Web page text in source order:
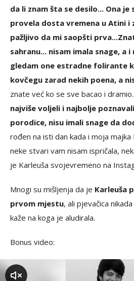
da li znam šta se desilo... Ona
provela dosta vremena u Atini i
pažljivo da mi saopšti prva...
sahranu... nisam imala snage, a
gledam one estradne folirante
kovčegu zarad nekih poena, a
znate već ko se sve bacao i
najviše voljeli i najbolje
porodice, nisu imali snage da
rođen na isti dan kada i moja majka
neke stvari vam nisam ispričala,
je Karleuša svojevremeno na
Mnogi su mišljenja da je Karleuša
prvom mjestu, ali pjevačica
kaže na koga je aludirala.
Bonus video: